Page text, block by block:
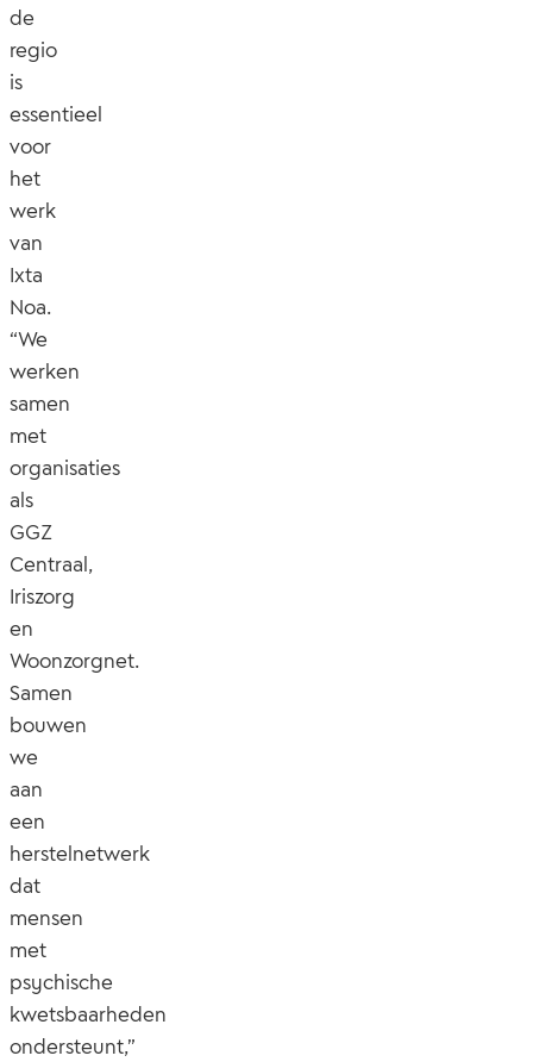
de
regio
is
essentieel
voor
het
werk
van
Ixta
Noa.
“We
werken
samen
met
organisaties
als
GGZ
Centraal,
Iriszorg
en
Woonzorgnet.
Samen
bouwen
we
aan
een
herstelnetwerk
dat
mensen
met
psychische
kwetsbaarheden
ondersteunt,”